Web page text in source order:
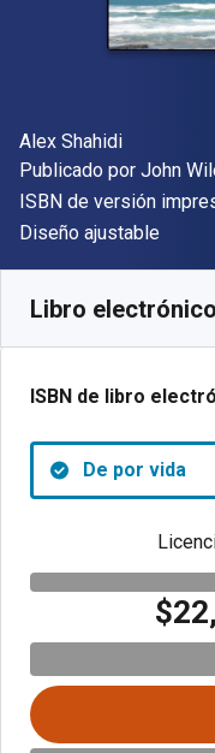
Autor(es)
Alex Shahidi
Editor
Publicado por John
ISBN de versión
Formato
Diseño ajustable
Libro electrónico
ISBN de libro
De por vida